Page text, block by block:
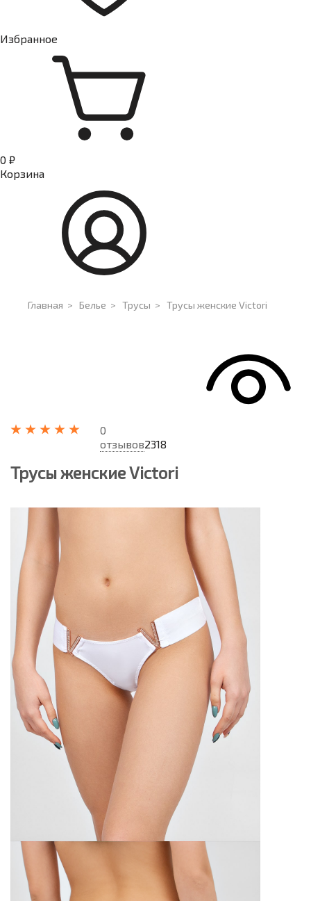
Избранное
0 ₽
Корзина
Главная > Белье > Трусы > Трусы женские Victori
0
отзывов2318
Трусы женские Victori